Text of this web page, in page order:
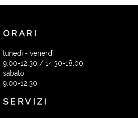
ORARI
lunedì - venerdì
9.00-12.30 / 14.30-18.00
sabato
9.00-12.30
SERVIZI